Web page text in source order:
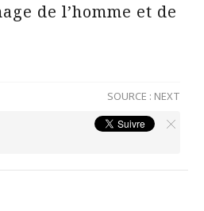
de l’homme et de
SOURCE : NEXT